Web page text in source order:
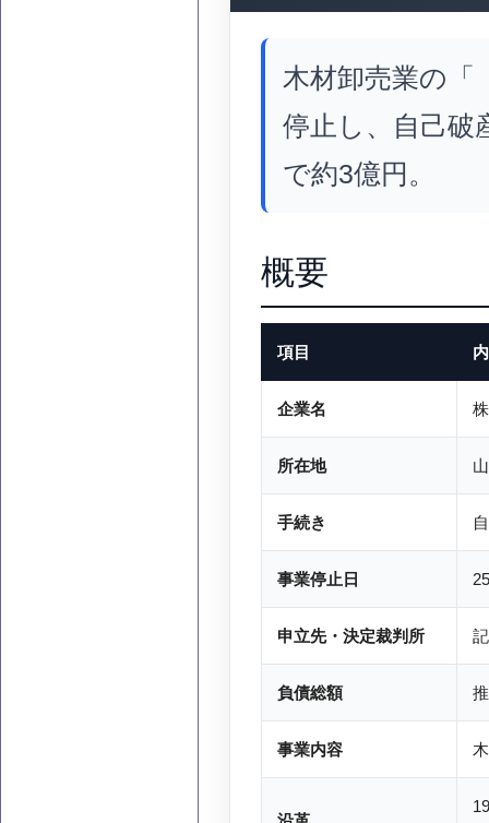
木材卸売業の「
停止し、自己破
で約3億円。
概要
項目
企業名
所在地
手続き
事業停止日
申立先・決定裁判所
負債総額
事業内容